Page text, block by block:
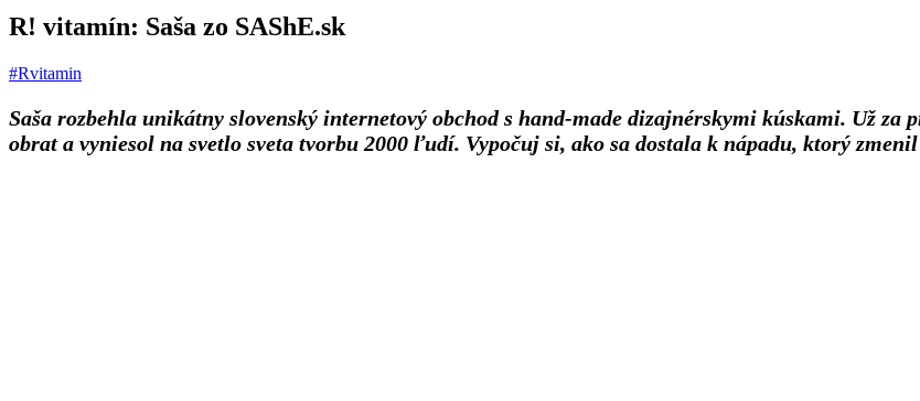
R! vitamín: Saša zo SAShE.sk
#Rvitamin
Saša rozbehla unikátny slovenský internetový obchod s hand-made dizajnérskymi kúskami. Už
obrat a vyniesol na svetlo sveta tvorbu 2000 ľudí. Vypočuj si, ako sa dostala k nápadu, ktorý